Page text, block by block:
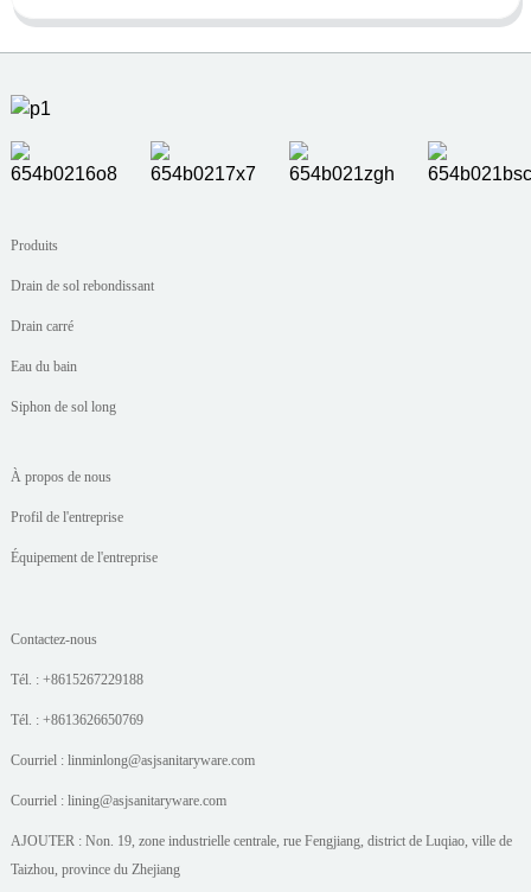
Produits
Drain de sol rebondissant
Drain carré
Eau du bain
Siphon de sol long
À propos de nous
Profil de l'entreprise
Équipement de l'entreprise
Contactez-nous
Tél. : +8615267229188
Tél. : +8613626650769
Courriel : linminlong@asjsanitaryware.com
Courriel : lining@asjsanitaryware.com
AJOUTER : Non. 19, zone industrielle centrale, rue Fengjiang, district de Luqiao, ville de
Taizhou, province du Zhejiang